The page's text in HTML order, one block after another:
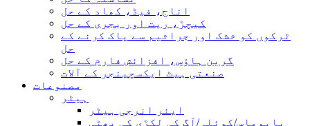
اناج، فیڈ، کھاد کے حل
کیچڑ، ریت اور بجری کے حل
ٹرکوں کو خشک اور جراثیم سے پاک کرنے کے
حل
گرین ہاؤس، افزائش فارم کے حل
صنعتی ہیٹ ایکسچینجر کے آلات
مصنوعات
ہیٹر
ایئر انرجی ہیٹر
بایوماس/کوئلہ/آگ کی لکڑی کی بھٹی